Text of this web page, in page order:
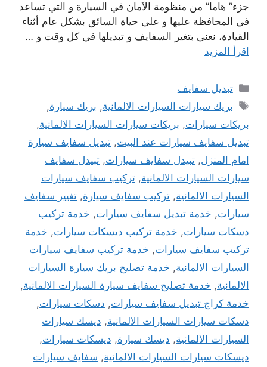
جزء” هاما” من منظومة الآمان في السيارة و التي تساعد
في المحافظة عليها و على حياة السائق بشكل عام أثناء
القيادة، نعنى بتغير السفايف و تبديلها في كل وقت و …
اقرأ المزيد
التصنيفات
تبديل سفايف
الوسوم
بريك سيارات السيارات الالمانية, بريك سيارة,
بريكات سيارات, بريكات سيارات السيارات الالمانية,
تبديل سفايف سيارات عند البيت, تبديل سفايف سيارة
امام المنزل, تبيدل سفايف سيارات, تبيدل سفايف
سيارات السيارات الالمانية, تركيب سفايف سيارات
السيارات الالمانية, تركيب سفايف سيارة, تغيير سفايف
سيارات, خدمة تبديل سفايف سيارات, خدمة تركيب
دسكات سيارات, خدمة تركيب ديسكات سيارات, خدمة
تركيب سفايف سيارات, خدمة تركيب سفايف سيارات
السيارات الالمانية, خدمة تصليح بريك سيارة السيارات
الالمانية, خدمة تصليح سفايف سيارة السيارات الالمانية,
خدمة كراج تبديل سفايف سيارات, دسكات سيارات,
دسكات سيارات السيارات الالمانية, ديسك سيارات
السيارات الالمانية, ديسك سيارة, ديسكات سيارات,
ديسكات سيارات السيارات الالمانية, سفايف سيارات